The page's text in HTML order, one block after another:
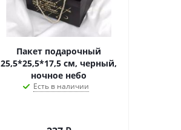
Пакет подарочный
25,5*25,5*17,5 см, черный,
ночное небо
Есть в наличии